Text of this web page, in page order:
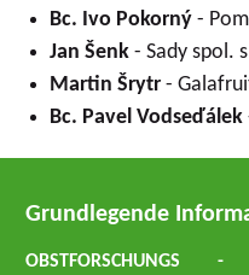
Bc. Ivo Pokorný -
Jan Šenk - Sady spol.
Martin Šrytr -
Bc. Pavel Vodseďálek
Grundlegende
OBSTFORSCHUNGS -